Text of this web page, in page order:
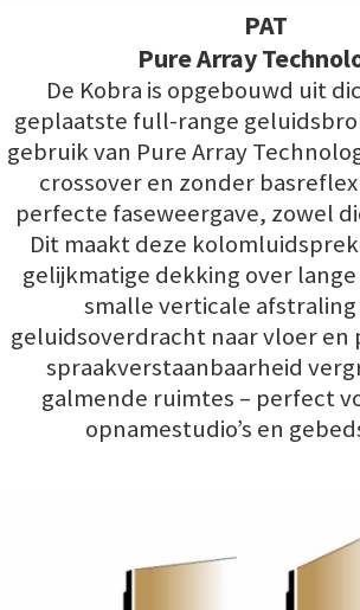
PAT
Pure Array
De Kobra is opgebouwd uit
geplaatste full-range
gebruik van Pure Array
crossover en zonder
perfecte faseweergave, zowel
Dit maakt deze
gelijkmatige dekking over
smalle verticale
geluidsoverdracht naar vloer en
spraakverstaanbaarheid
galmende ruimtes – perfect
opnamestudio’s en